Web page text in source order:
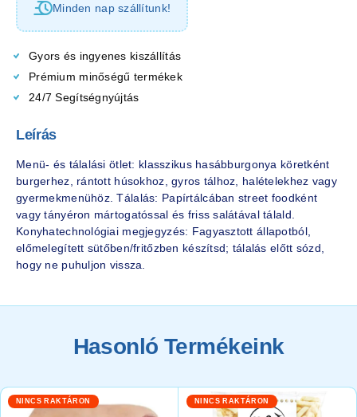
Minden nap szállítunk!
Gyors és ingyenes kiszállítás
Prémium minőségű termékek
24/7 Segítségnyújtás
Leírás
Menü- és tálalási ötlet: klasszikus hasábburgonya köretként
burgerhez, rántott húsokhoz, gyros tálhoz, halételekhez vagy
gyermekmenühöz. Tálalás: Papírtálcában street foodként
vagy tányéron mártogatóssal és friss salátával tálald.
Konyhatechnológiai megjegyzés: Fagyasztott állapotból,
előmelegített sütőben/fritőzben készítsd; tálalás előtt sózd,
hogy ne puhuljon vissza.
Hasonló Termékeink
NINCS RAKTÁRON NINCS RAKTÁRON